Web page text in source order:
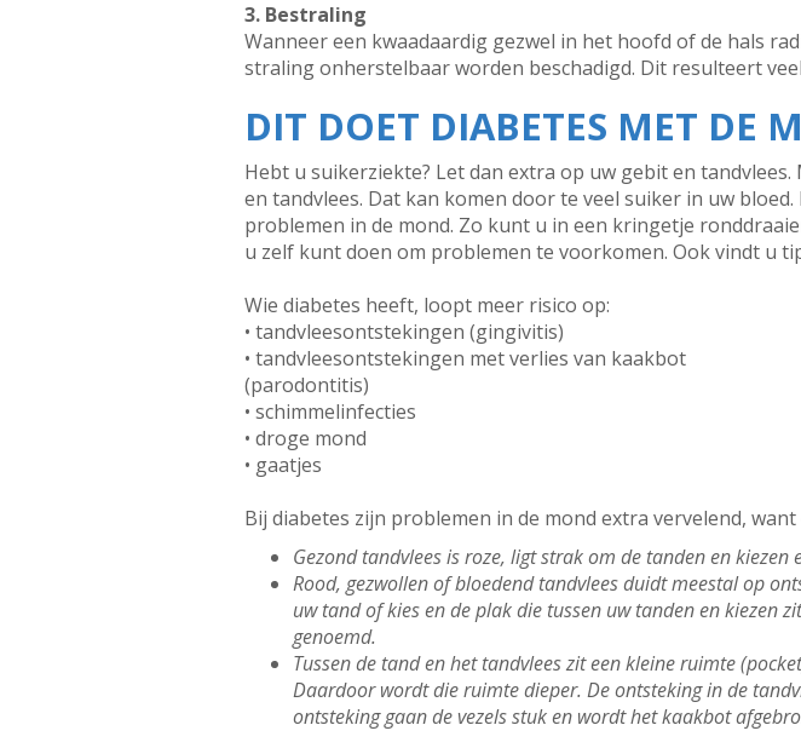
3. Bestraling
Wanneer een kwaadaardig gezwel in het hoofd of de hals
straling onherstelbaar worden beschadigd. Dit resulteert
DIT DOET DIABETES MET DE
Hebt u suikerziekte? Let dan extra op uw gebit en
en tandvlees. Dat kan komen door te veel suiker in uw
problemen in de mond. Zo kunt u in een kringetje
u zelf kunt doen om problemen te voorkomen. Ook vindt u
Wie diabetes heeft, loopt meer risico op:
• tandvleesontstekingen (gingivitis)
• tandvleesontstekingen met verlies van kaakbot
(parodontitis)
• schimmelinfecties
• droge mond
• gaatjes
Bij diabetes zijn problemen in de mond extra vervelend,
Gezond tandvlees is roze, ligt strak om de tanden en
Rood, gezwollen of bloedend tandvlees duidt meestal op
uw tand of kies en de plak die tussen uw tanden en kiezen
genoemd.
Tussen de tand en het tandvlees zit een kleine ruimte
Daardoor wordt die ruimte dieper. De ontsteking in de
ontsteking gaan de vezels stuk en wordt het kaakbot